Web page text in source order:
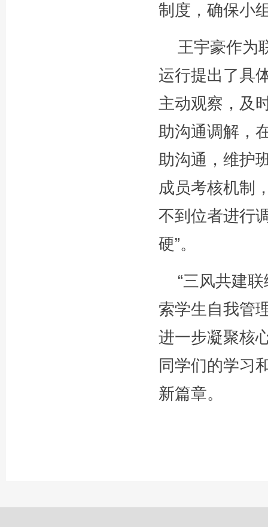
制度，确保小
王宇豪作为
运行提出了具
主动观察，及
助沟通调解，
助沟通，维护
成员考核机制
不到位者进行
硬”。
“三风共建
索学生自我管
进一步凝聚核
同学们的学习
新篇章。